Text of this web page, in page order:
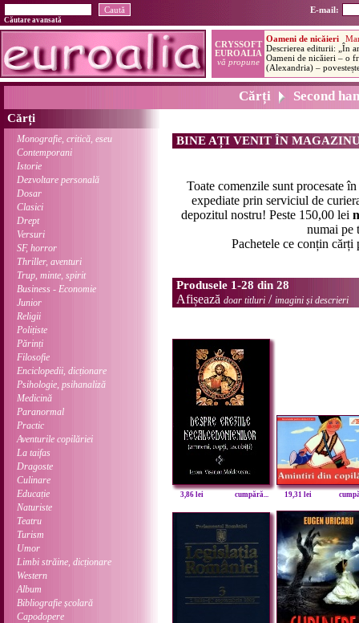
E-mail:
Căutare avansată
Cărți Second
Cărți
Monografie, critică, eseu
Contemporani
Istorie
Dezvoltare personală
Dosar
Clasici
Drept
Versuri
SF, horror
Thriller, aventuri
Trup, minte, spirit
Business - Economie
Junior
Religii
Polițiste
Părinți
Filosofie
Enciclopedii, dicționare
Psihologie, psihanaliză
Medicină
Paranormal
Practic
Aventurile copilăriei
La taifas
Dragoste
Culinare
Educație
Naturiste
Teatru
Turism
Umor
Limbi străine, dicționare
Western
Album
Bibliografie școlară
Capodopere
BINE AȚI VENIT ÎN
Toate comenzile sunt procesate în
expediate prin serviciul de
depozitul nostru! Peste 150,00 lei
numai pe
Pachetele ce conțin cărți
Produsele 1-28 din 28
Afișează doar titluri / imagini și descrieri
3,86 lei cumpără... 19,31 lei